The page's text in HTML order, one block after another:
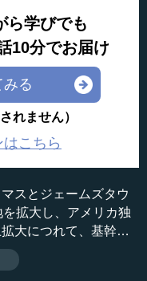
ら学びでも
10分でお届け
みる
れません）
こちら
スとジェームズタウ
拡大し、アメリカ独
大につれて、基幹産
対立が激化し、つい
メリカは次の時代に